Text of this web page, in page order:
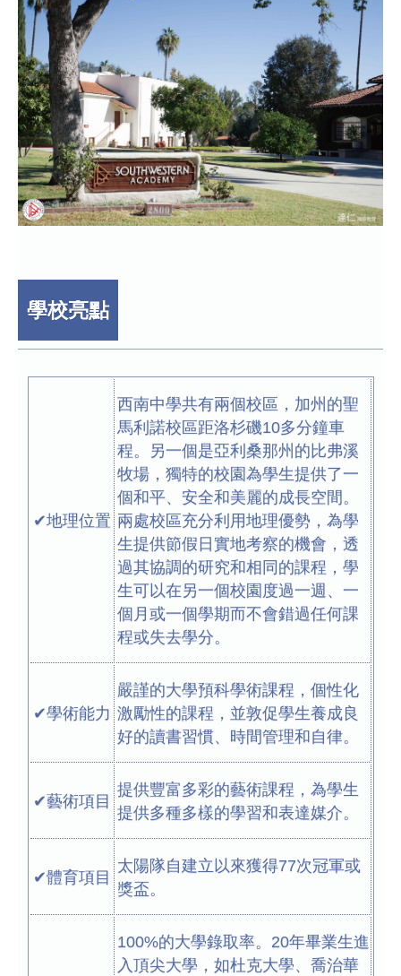
學校亮點
✔地理位置
西南中學共有兩個校區，加州的聖
馬利諾校區距洛杉磯10多分鐘車
程。另一個是亞利桑那州的比弗溪
牧場，獨特的校園為學生提供了一
個和平、安全和美麗的成長空間。
兩處校區充分利用地理優勢，為學
生提供節假日實地考察的機會，透
過其協調的研究和相同的課程，學
生可以在另一個校園度過一週、一
個月或一個學期而不會錯過任何課
程或失去學分。
✔學術能力
嚴謹的大學預科學術課程，個性化
激勵性的課程，並敦促學生養成良
好的讀書習慣、時間管理和自律。
✔藝術項目
提供豐富多彩的藝術課程，為學生
提供多種多樣的學習和表達媒介。
✔體育項目
太陽隊自建立以來獲得77次冠軍或
獎盃。
100%的大學錄取率。20年畢業生進
入頂尖大學，如杜克大學、喬治華